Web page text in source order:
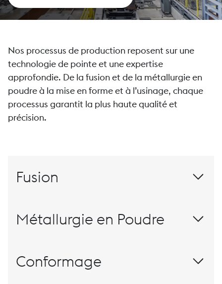
Nos processus de production reposent sur une
technologie de pointe et une expertise
approfondie. De la fusion et de la métallurgie en
poudre à la mise en forme et à l’usinage, chaque
processus garantit la plus haute qualité et
précision.
Fusion
Métallurgie en Poudre
Conformage